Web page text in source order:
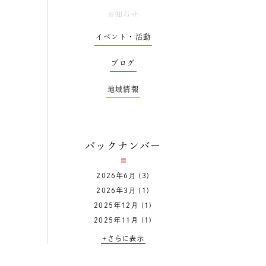
お知らせ
イベント・活動
ブログ
地域情報
バックナンバー
2026年6月 (3)
2026年3月 (1)
2025年12月 (1)
2025年11月 (1)
+さらに表示